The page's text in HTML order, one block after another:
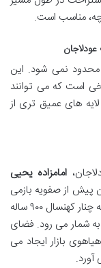
مناسب است.
محدود نمی شود. این
است که می توانند
های عمیق تری از
امامزاده یحیی
پیش از صفویه بازمی
گردد، نه تنها از نظر مذهبی دارای اهمیت است، بلکه چنار کهنسال ۹۰۰ ساله
به شمار می رود. فضای
بازار ایجاد می